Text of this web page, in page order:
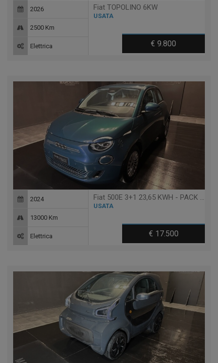
Fiat TOPOLINO 6KW
USATA
€ 9.800
2026
2500 Km
Elettrica
Fiat 500E 3+1 23,65 KWH - PACK COMFORT
USATA
€ 17.500
2024
13000 Km
Elettrica